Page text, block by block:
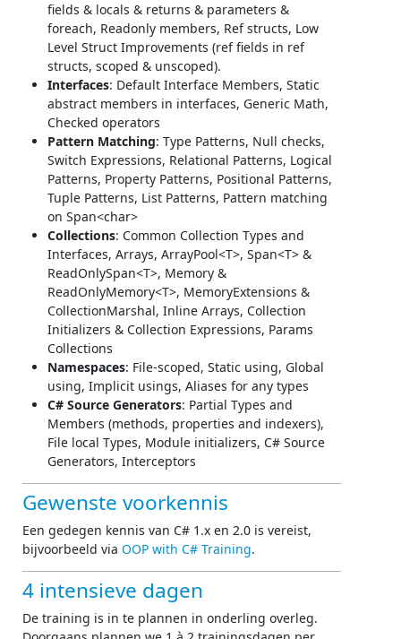
fields & locals & returns & parameters &
foreach, Readonly members, Ref structs, Low
Level Struct Improvements (ref fields in ref
structs, scoped & unscoped).
Interfaces: Default Interface Members, Static
abstract members in interfaces, Generic Math,
Checked operators
Pattern Matching: Type Patterns, Null checks,
Switch Expressions, Relational Patterns, Logical
Patterns, Property Patterns, Positional Patterns,
Tuple Patterns, List Patterns, Pattern matching
on Span<char>
Collections: Common Collection Types and
Interfaces, Arrays, ArrayPool<T>, Span<T> &
ReadOnlySpan<T>, Memory &
ReadOnlyMemory<T>, MemoryExtensions &
CollectionMarshal, Inline Arrays, Collection
Initializers & Collection Expressions, Params
Collections
Namespaces: File-scoped, Static using, Global
using, Implicit usings, Aliases for any types
C# Source Generators: Partial Types and
Members (methods, properties and indexers),
File local Types, Module initializers, C# Source
Generators, Interceptors
Gewenste voorkennis
Een gedegen kennis van C# 1.x en 2.0 is vereist,
bijvoorbeeld via OOP with C# Training.
4 intensieve dagen
De training is in te plannen in onderling overleg.